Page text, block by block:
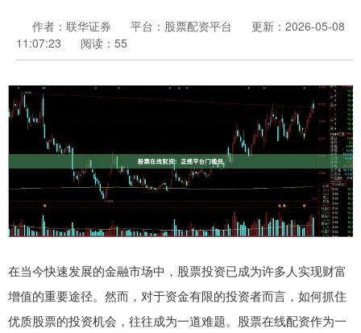
作者：联华证券 平台：股票配资平台
更新：2026-05-08
11:07:23
阅读：55
在当今快速发展的金融市场中，股票投资已成为许多人实现财富
增值的重要途径。然而，对于资金有限的投资者而言，如何抓住
优质股票的投资机会，往往成为一道难题。股票在线配资作为一